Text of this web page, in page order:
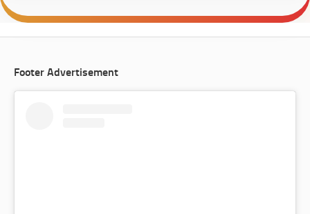
Footer Advertisement